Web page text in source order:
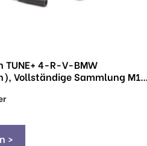
TUNE+ 4-R-V-BMW
Vollständige Sammlung M10
>